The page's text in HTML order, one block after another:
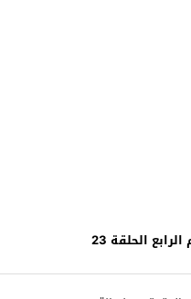
الحلقة 23